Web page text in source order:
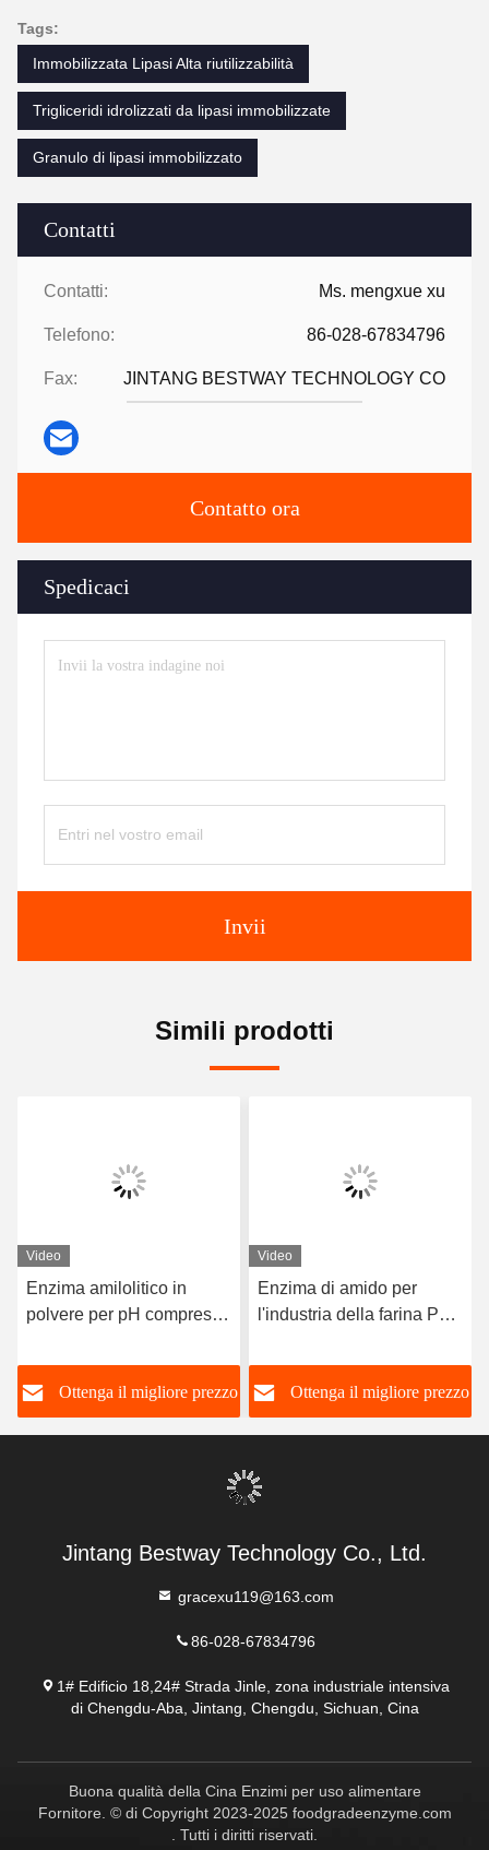
Contatti
Contatti: Ms. mengxue xu
Telefono: 86-028-67834796
Fax: JINTANG BESTWAY TECHNOLOGY CO
Contatto ora
Spedicaci
Invii
Tags:
Immobilizzata Lipasi Alta riutilizzabilità
Trigliceridi idrolizzati da lipasi immobilizzate
Granulo di lipasi immobilizzato
Simili prodotti
Video
Enzima amilolitico in
polvere per pH compreso
di produzione
Ottenga il migliore prezzo
Video
Enzima di amido per
l'industria della farina PH
esperimenti determinati
dosaggio ottimale
Ottenga il migliore prezzo
Jintang Bestway Technology Co., Ltd.
gracexu119@163.com
86-028-67834796
1# Edificio 18,24# Strada Jinle, zona industriale intensiva
di Chengdu-Aba, Jintang, Chengdu, Sichuan, Cina
Buona qualità della Cina Enzimi per uso alimentare
Fornitore. © di Copyright 2023-2025 foodgradeenzyme.com
. Tutti i diritti riservati.